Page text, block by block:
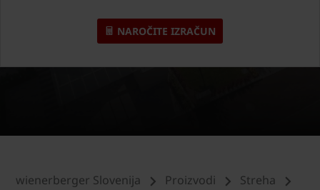
NAROČITE IZRAČUN
wienerberger Slovenija Proizvodi
Streha